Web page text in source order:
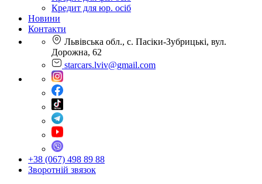
Кредит для юр. осіб
Новини
Контакти
Львівська обл., с. Пасіки-Зубрицькі, вул.
Дорожна, 62
starcars.lviv@gmail.com
+38 (067) 498 89 88
Зворотній звязок